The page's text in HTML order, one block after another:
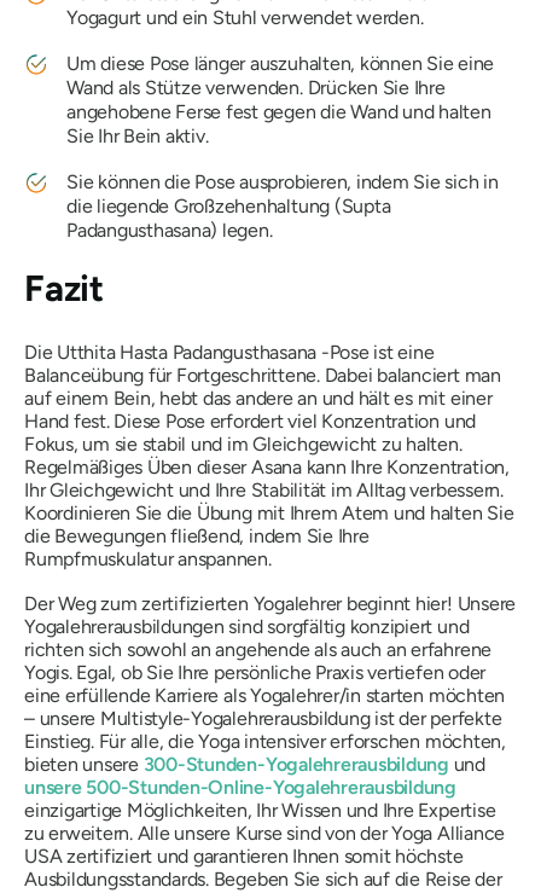
Yogagurt und ein Stuhl verwendet werden.
Um diese Pose länger auszuhalten, können Sie eine
Wand als Stütze verwenden. Drücken Sie Ihre
angehobene Ferse fest gegen die Wand und halten
Sie Ihr Bein aktiv.
Sie können die Pose ausprobieren, indem Sie sich in
die liegende Großzehenhaltung (Supta
Padangusthasana) legen.
Fazit
Die Utthita Hasta Padangusthasana -Pose ist eine
Balanceübung für Fortgeschrittene. Dabei balanciert man
auf einem Bein, hebt das andere an und hält es mit einer
Hand fest. Diese Pose erfordert viel Konzentration und
Fokus, um sie stabil und im Gleichgewicht zu halten.
Regelmäßiges Üben dieser Asana kann Ihre Konzentration,
Ihr Gleichgewicht und Ihre Stabilität im Alltag verbessern.
Koordinieren Sie die Übung mit Ihrem Atem und halten Sie
die Bewegungen fließend, indem Sie Ihre
Rumpfmuskulatur anspannen.
Der Weg zum zertifizierten Yogalehrer beginnt hier! Unsere
Yogalehrerausbildungen sind sorgfältig konzipiert und
richten sich sowohl an angehende als auch an erfahrene
Yogis. Egal, ob Sie Ihre persönliche Praxis vertiefen oder
eine erfüllende Karriere als Yogalehrer/in starten möchten
– unsere Multistyle-Yogalehrerausbildung ist der perfekte
Einstieg. Für alle, die Yoga intensiver erforschen möchten,
bieten unsere 300-Stunden-Yogalehrerausbildung und
unsere 500-Stunden-Online-Yogalehrerausbildung
einzigartige Möglichkeiten, Ihr Wissen und Ihre Expertise
zu erweitern. Alle unsere Kurse sind von der Yoga Alliance
USA zertifiziert und garantieren Ihnen somit höchste
Ausbildungsstandards. Begeben Sie sich auf die Reise der